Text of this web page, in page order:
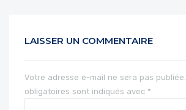
LAISSER UN COMMENTAIRE
Votre adresse e-mail ne sera pas publiée.
obligatoires sont indiqués avec *